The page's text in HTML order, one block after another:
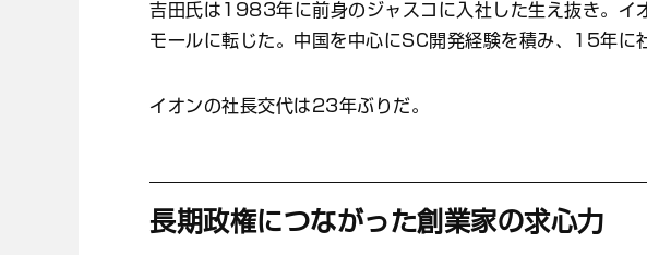
吉田氏は1983年に前身のジャスコに入社した生え抜き。
モールに転じた。中国を中心にSC開発経験を積み、15年に
イオンの社長交代は23年ぶりだ。
長期政権につながった創業家の求心力